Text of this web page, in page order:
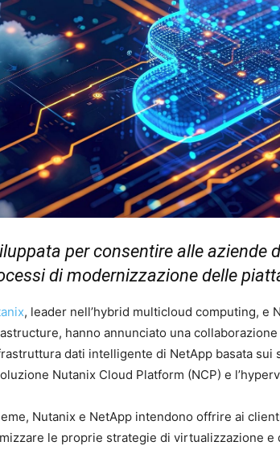
per consentire alle aziende
di modernizzazione delle
, leader nell’hybrid multicloud computing, e
hanno annunciato una
dati intelligente di NetApp basata
Nutanix Cloud Platform (NCP) e
Nutanix e NetApp intendono offrire ai
le proprie strategie di virtualizzazione